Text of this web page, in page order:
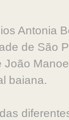
Antonia
de São
João
baiana.